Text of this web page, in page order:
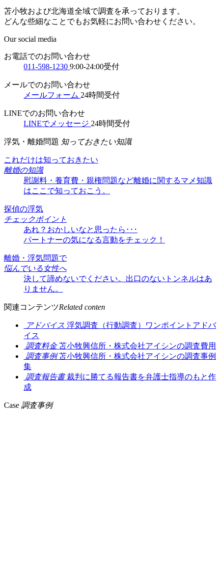
苫小牧および北海道全域で調査を承っております。
どんな些細なことでもお気軽にお問い合わせください。
Our social media
お電話でのお問い合わせ
011-598-1230 9:00-24:00受付
メールでのお問い合わせ
メールフォーム 24時間受付
LINEでのお問い合わせ
LINEでメッセージ 24時間受付
浮気・離婚問題 知っておきたい知識
これだけは知っておきたい
離婚の知識
慰謝料・養育費・親権問題など離婚に関するマメ知識
はここで知っておこう。
探偵の浮気
チェックポイント
あれ？おかしいなと思ったら･･･
パートナーの気になる言動をチェック！
離婚・浮気問題で
悩んでいる女性へ
決して諦めないでください。出口のないトンネルはあ
りません。
関連コンテンツRelated conten
アドバイス 浮気調査（行動調査）ワンポイントアドバ
イス
調査料金 苫小牧興信所・株式会社アイシンの調査費用
調査事例 苫小牧興信所・株式会社アイシンの調査事例
集
調査報告書 裁判に勝てる報告書を弁護士指導のもと作
成
Case 調査事例